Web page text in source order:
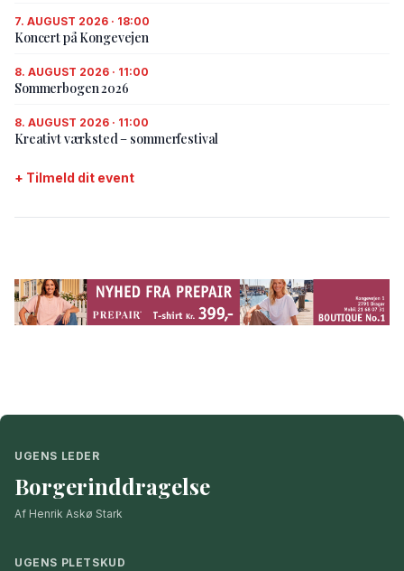
7. AUGUST 2026 · 18:00
Koncert på Kongevejen
8. AUGUST 2026 · 11:00
Sommerbogen 2026
8. AUGUST 2026 · 11:00
Kreativt værksted – sommerfestival
+ Tilmeld dit event
UGENS LEDER
Borgerinddragelse
Af Henrik Askø Stark
UGENS PLETSKUD